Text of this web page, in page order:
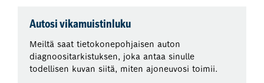
Autosi vikamuistinluku
Meiltä saat tietokonepohjaisen auton
diagnoositarkistuksen, joka antaa sinulle
todellisen kuvan siitä, miten ajoneuvosi toimii.